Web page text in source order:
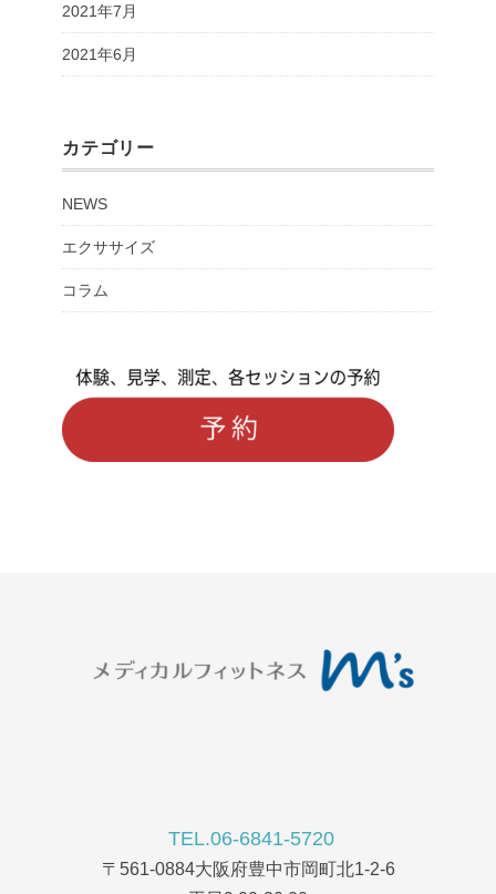
2021年7月
2021年6月
カテゴリー
NEWS
エクササイズ
コラム
TEL.06-6841-5720
〒561-0884大阪府豊中市岡町北1-2-6